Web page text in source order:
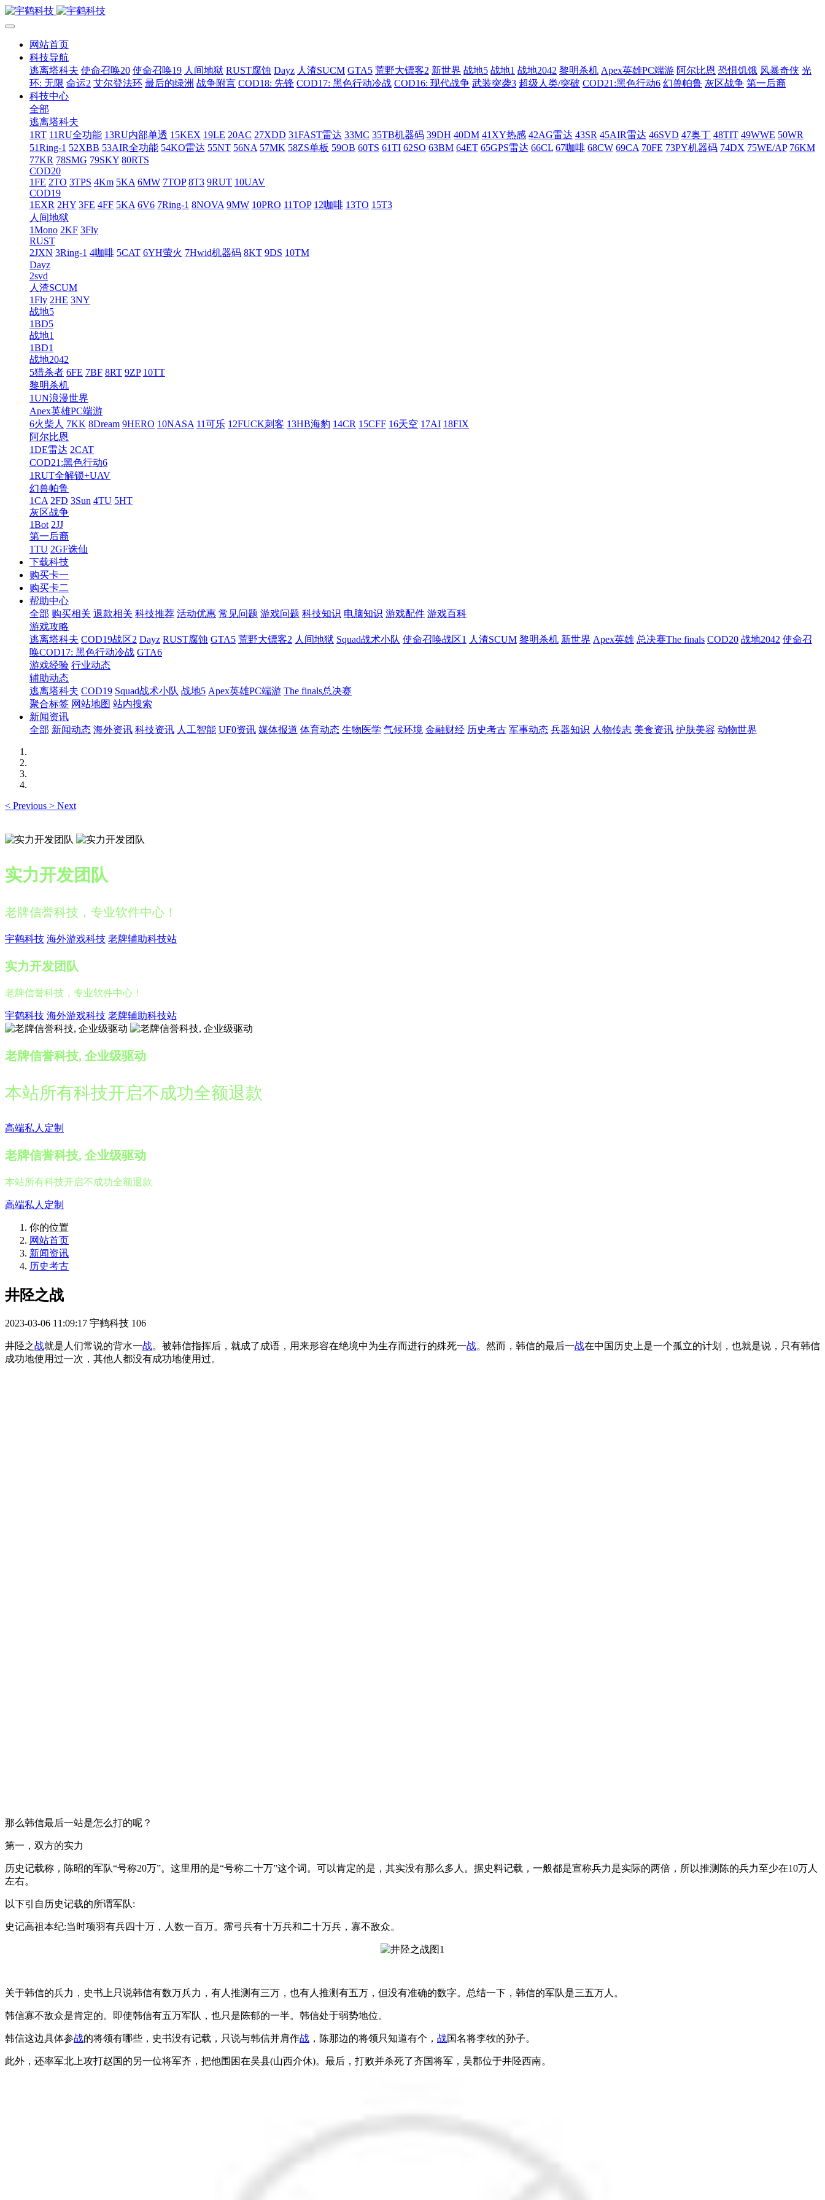
网站首页
科技导航
逃离塔科夫 使命召唤20 使命召唤19 人间地狱 RUST腐蚀 Dayz 人渣SUCM GTA5 荒野大镖客2 新世界 战地5 战地1 战地2042 黎明杀机 Apex英雄PC端游 阿尔比恩 恐惧饥饿 风暴奇侠 光
环: 无限 命运2 艾尔登法环 最后的绿洲 战争附言 COD18: 先锋 COD17: 黑色行动冷战 COD16: 现代战争 武装突袭3 超级人类/突破 COD21:黑色行动6 幻兽帕鲁 灰区战争 第一后裔
科技中心
全部
逃离塔科夫
1RT 11RU全功能 13RU内部单透 15KEX 19LE 20AC 27XDD 31FAST雷达 33MC 35TB机器码 39DH 40DM 41XY热感 42AG雷达 43SR 45AIR雷达 46SVD 47奥丁 48TIT 49WWE 50WR
51Ring-1 52XBB 53AIR全功能 54KO雷达 55NT 56NA 57MK 58ZS单板 59OB 60TS 61TI 62SO 63BM 64ET 65GPS雷达 66CL 67咖啡 68CW 69CA 70FE 73PY机器码 74DX 75WE/AP 76KM
77KR 78SMG 79SKY 80RTS
COD20
1FE 2TO 3TPS 4Km 5KA 6MW 7TOP 8T3 9RUT 10UAV
COD19
1EXR 2HY 3FE 4FF 5KA 6V6 7Ring-1 8NOVA 9MW 10PRO 11TOP 12咖啡 13TO 15T3
人间地狱
1Mono 2KF 3Fly
RUST
2JXN 3Ring-1 4咖啡 5CAT 6YH萤火 7Hwid机器码 8KT 9DS 10TM
Dayz
2svd
人渣SCUM
1Fly 2HE 3NY
战地5
1BD5
战地1
1BD1
战地2042
5猎杀者 6FE 7BF 8RT 9ZP 10TT
黎明杀机
1UN浪漫世界
Apex英雄PC端游
6火柴人 7KK 8Dream 9HERO 10NASA 11可乐 12FUCK刺客 13HB海豹 14CR 15CFF 16天空 17AI 18FIX
阿尔比恩
1DE雷达 2CAT
COD21:黑色行动6
1RUT全解锁+UAV
幻兽帕鲁
1CA 2FD 3Sun 4TU 5HT
灰区战争
1Bot 2JJ
第一后裔
1TU 2GF诛仙
下载科技
购买卡一
购买卡二
帮助中心
全部 购买相关 退款相关 科技推荐 活动优惠 常见问题 游戏问题 科技知识 电脑知识 游戏配件 游戏百科
游戏攻略
逃离塔科夫 COD19战区2 Dayz RUST腐蚀 GTA5 荒野大镖客2 人间地狱 Squad战术小队 使命召唤战区1 人渣SCUM 黎明杀机 新世界 Apex英雄 总决赛The finals COD20 战地2042 使命召
唤COD17: 黑色行动冷战 GTA6
游戏经验 行业动态
辅助动态
逃离塔科夫 COD19 Squad战术小队 战地5 Apex英雄PC端游 The finals总决赛
聚合标签 网站地图 站内搜索
新闻资讯
全部 新闻动态 海外资讯 科技资讯 人工智能 UF0资讯 媒体报道 体育动态 生物医学 气候环境 金融财经 历史考古 军事动态 兵器知识 人物传志 美食资讯 护肤美容 动物世界
< Previous > Next
实力开发团队
老牌信誉科技，专业软件中心！
宇鹤科技 海外游戏科技 老牌辅助科技站
实力开发团队
老牌信誉科技，专业软件中心！
宇鹤科技 海外游戏科技 老牌辅助科技站
老牌信誉科技, 企业级驱动
本站所有科技开启不成功全额退款
高端私人定制
老牌信誉科技, 企业级驱动
本站所有科技开启不成功全额退款
高端私人定制
你的位置
网站首页
新闻资讯
历史考古
井陉之战
2023-03-06 11:09:17 宇鹤科技 106
井陉之战就是人们常说的背水一战。被韩信指挥后，就成了成语，用来形容在绝境中为生存而进行的殊死一战。然而，韩信的最后一战在中国历史上是一个孤立的计划，也就是说，只有韩信
成功地使用过一次，其他人都没有成功地使用过。
那么韩信最后一站是怎么打的呢？
第一，双方的实力
历史记载称，陈昭的军队“号称20万”。这里用的是“号称二十万”这个词。可以肯定的是，其实没有那么多人。据史料记载，一般都是宣称兵力是实际的两倍，所以推测陈的兵力至少在10万人
左右。
以下引自历史记载的所谓军队:
史记高祖本纪:当时项羽有兵四十万，人数一百万。霈弓兵有十万兵和二十万兵，寡不敌众。
关于韩信的兵力，史书上只说韩信有数万兵力，有人推测有三万，也有人推测有五万，但没有准确的数字。总结一下，韩信的军队是三五万人。
韩信寡不敌众是肯定的。即使韩信有五万军队，也只是陈郁的一半。韩信处于弱势地位。
韩信这边具体参战的将领有哪些，史书没有记载，只说与韩信并肩作战 ，陈那边的将领只知道有个， 战国名将李牧的孙子。
此外，还率军北上攻打赵国的另一位将军齐，把他围困在吴县(山西介休)。最后，打败并杀死了齐国将军，吴郡位于井陉西南。